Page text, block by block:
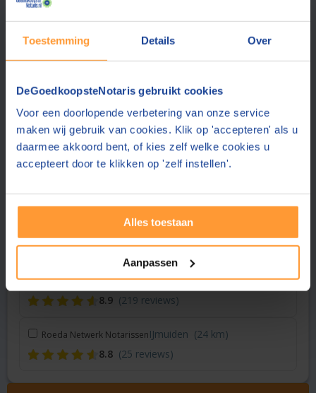
Toestemming Details Over
DeGoedkoopsteNotaris gebruikt cookies
Voor een doorlopende verbetering van onze service
maken wij gebruik van cookies. Klik op 'accepteren' als u
daarmee akkoord bent, of kies zelf welke cookies u
accepteert door te klikken op 'zelf instellen'.
Alles toestaan
Aanpassen
1 Vergelijk en bespaar
Vraag een offerte aan bij een andere notaris in de buurt
Notariskantoor Van LigtenAmsterdam (18 km)
8.0
(401 reviews)
Notariskantoor Lautenbach Heemskerk
8.3 (764 reviews)
Notariskantoor Van DuinCastricum (20 km)
9.1 (25 reviews)
Notaris UnieAlmere (24 km)
8.9 (219 reviews)
Roeda Netwerk NotarissenIJmuiden (24 km)
8.8 (25 reviews)